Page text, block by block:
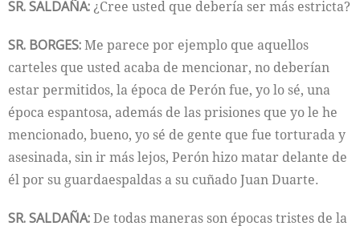
SR. SALDAÑA: ¿Cree usted que debería ser más estricta?
SR. BORGES:Me parece por ejemplo que aquellos
carteles que usted acaba de mencionar, no deberían
estar permitidos, la época de Perón fue, yo lo sé, una
época espantosa, además de las prisiones que yo le he
mencionado, bueno, yo sé de gente que fue torturada y
asesinada, sin ir más lejos, Perón hizo matar delante de
él por su guardaespaldas a su cuñado Juan Duarte.
SR. SALDAÑA:De todas maneras son épocas tristes de la